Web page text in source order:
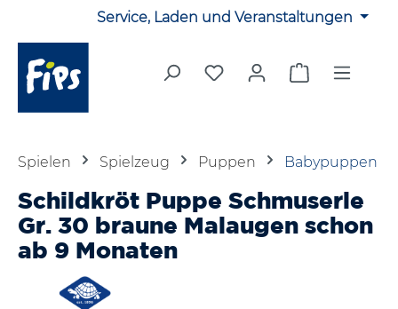
Zum Hauptinhalt springenService, Laden und Veranstaltungen
Du hast 0 Produkte auf
Warenkorb
Spielen Spielzeug Puppen Babypuppen
Schildkröt Puppe Schmuserle
Gr. 30 braune Malaugen schon
ab 9 Monaten